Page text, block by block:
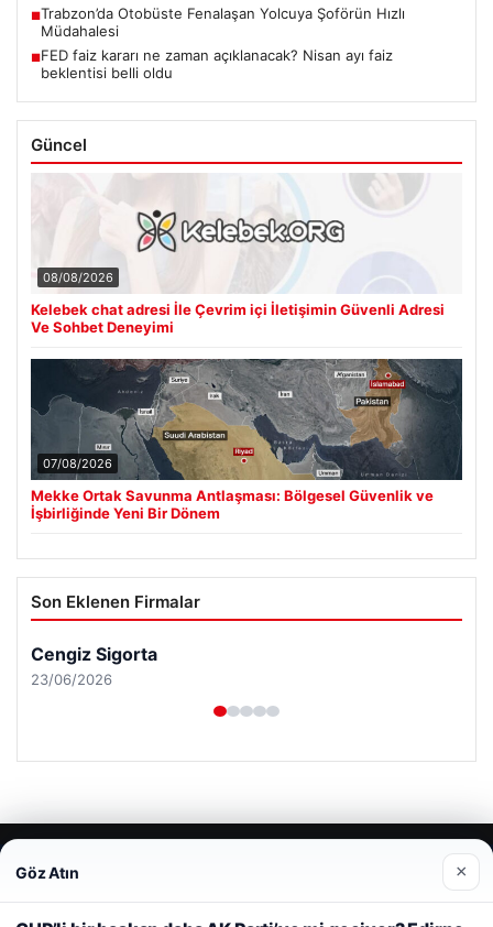
■Trabzon’da Otobüste Fenalaşan Yolcuya Şoförün Hızlı
Müdahalesi
■FED faiz kararı ne zaman açıklanacak? Nisan ayı faiz
beklentisi belli oldu
Güncel
08/08/2026
Kelebek chat adresi İle Çevrim içi İletişimin Güvenli Adresi
Ve Sohbet Deneyimi
07/08/2026
Mekke Ortak Savunma Antlaşması: Bölgesel Güvenlik ve
İşbirliğinde Yeni Bir Dönem
Son Eklenen Firmalar
Web sitemizi nasıl kullandığınızı daha iyi anlayabilmek,
deneyiminizi kişiselleştirmek ve geliştirmek amacıyla çerezler
kullanıyoruz.
Çerez Politikamız
Göz Atın ×